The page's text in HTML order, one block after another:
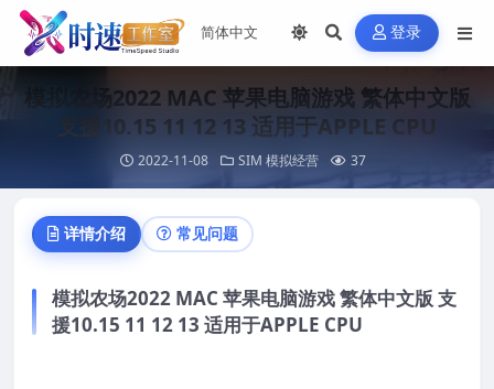
登录
模拟农场2022 MAC 苹果电脑游戏 繁体中文版
支援10.15 11 12 13 适用于APPLE CPU
2022-11-08 SIM 模拟经营 37
详情介绍 常见问题
模拟农场2022 MAC 苹果电脑游戏 繁体中文版 支
援10.15 11 12 13 适用于APPLE CPU